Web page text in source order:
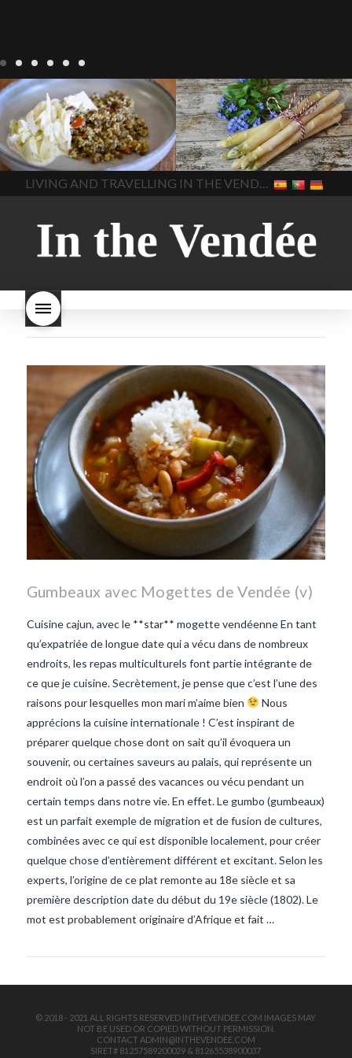
Notre cuisine
agriculture-
vendee comment cuisiner
les lentilles vertes cuisine-
vendue
cuisiner en France
cuisiner-avec-des-
ingrédients-vendus
cultures-vendues-lentilles la
cuisine au printemps la
cuisine avec les lentilles la
en vacances
lentilles vertes
lentilles vertes et boulgour
lentilles vertes-vendues les
grossir les lentilles vertes
sont-elles bonnes pour la
santé les lentilles vertes
sont-elles bonnes pour vous
repas d'été repas de
printemps
salade d'endives
salade de lentilles vertes
taboulé taboulé et lentilles
vertes
In The Vendee
Notre cuisine asperges
asperges-a-la-flamande
asperges-blanches
asperges-pour-le-petit-
déjeuner asperges-
saisonnières asperges-
sauce-crème asperges-
soup carbonara-
végétarienne cuisine
saisonnière
cuisine-locale
cuisine-maison européenne
cuisine-maison-france
In The Vendee
Gumbeaux avec Mogettes de Vendée (v)
Cuisine cajun, avec le **star** mogette vendéenne En tant
qu’expatriée de longue date qui a vécu dans de nombreux
endroits, les repas multiculturels font partie intégrante de
ce que je cuisine. Secrètement, je pense que c’est l’une des
raisons pour lesquelles mon mari m’aime bien
Nous
apprécions la cuisine internationale ! C’est inspirant de
préparer quelque chose dont on sait qu’il évoquera un
souvenir, ou certaines saveurs au palais, qui représente un
endroit où l’on a passé des vacances ou vécu pendant un
certain temps dans notre vie. En effet. Le gumbo (gumbeaux)
est un parfait exemple de migration et de fusion de cultures,
combinées avec ce qui est disponible localement, pour créer
quelque chose d’entièrement différent et excitant. Selon les
experts, l’origine de ce plat remonte au 18e siècle et sa
première description date du début du 19e siècle (1802). Le
mot est probablement originaire d’Afrique et fait …
© 2018 - 2021 ALL RIGHTS RESERVED INTHEVENDEE.COM IMAGES MAY
NOT BE USED OR COPIED WITHOUT PERMISSION.
CONTACT ADMIN@INTHEVENDEE.COM
SIRET# 81257589200029 & 81265538900037